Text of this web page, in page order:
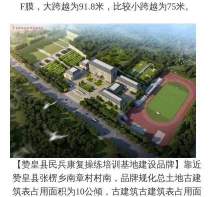
F膜，大跨越为91.8米，比较小跨越为75米。
【赞皇县民兵康复操练培训基地建设品牌】靠近
赞皇县张楞乡南章村村南，品牌规化总土地古建
筑表占用面积为10公倾，古建筑古建筑表占用面